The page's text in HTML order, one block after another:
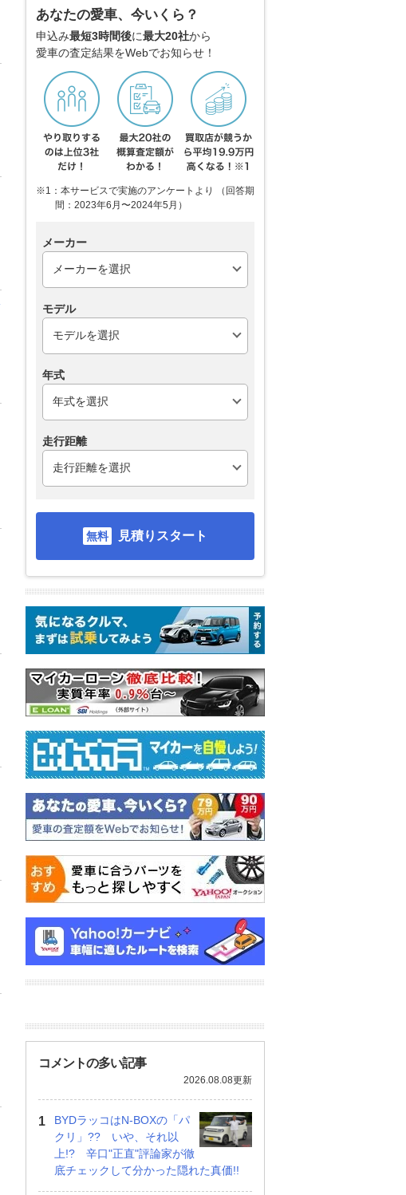
あなたの愛車、今いくら？
申込み最短3時間後に最大20社から
愛車の査定結果をWebでお知らせ！
※1：本サービスで実施のアンケートより （回答期
間：2023年6月〜2024年5月）
メーカー
モデル
年式
走行距離
見積りスタート
コメントの多い記事
2026.08.08更新
BYDラッコはN-BOXの「パ
クリ」?? いや、それ以
上!? 辛口"正直"評論家が徹
底チェックして分かった隠れた真価!!